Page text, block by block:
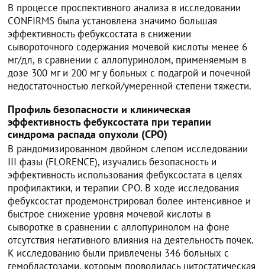
В процессе проспективного анализа в исследовании
CONFIRMS была установлена значимо большая
эффективность фебуксостата в снижении
сывороточного содержания мочевой кислоты менее 6
мг/дл, в сравнении с аллопуринолом, применяемым в
дозе 300 мг и 200 мг у больных с подагрой и почечной
недостаточностью легкой/умеренной степени тяжести.
Профиль безопасности и клиническая
эффективность фебуксостата при терапии
синдрома распада опухоли (СРО)
В рандомизированном двойном слепом исследовании
III фазы (FLORENCE), изучались безопасность и
эффективность использования фебуксостата в целях
профилактики, и терапии СРО. В ходе исследования
фебуксостат продемонстрировал более интенсивное и
быстрое снижение уровня мочевой кислоты в
сыворотке в сравнении с аллопуринолом на фоне
отсутствия негативного влияния на деятельность почек.
К исследованию были привлечены 346 больных с
гемобластозами, которым проводилась цитостатическая